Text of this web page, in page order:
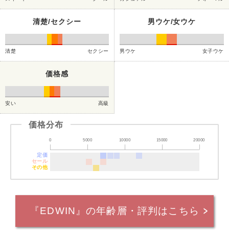
清楚/セクシー
清楚 セクシー
男ウケ/女ウケ
男ウケ 女子ウケ
価格感
安い 高級
価格分布
0 5000 10000 15000 20000
定価
セール
その他
『EDWIN』の年齢層・評判はこちら